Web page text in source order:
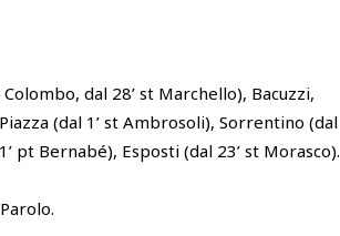
dal 28’ st Marchello), Bacuzzi,
(dal 1’ st Ambrosoli), Sorrentino (dal
pt Bernabé), Esposti (dal 23’ st Morasco).